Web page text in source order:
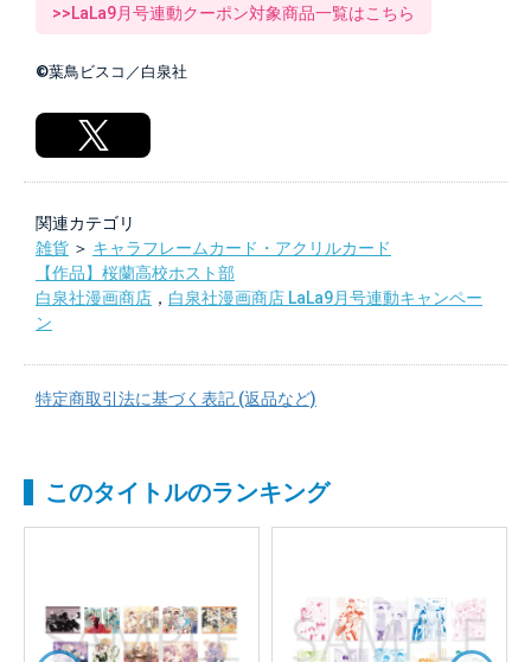
>>LaLa9月号連動クーポン対象商品一覧はこちら
©葉鳥ビスコ／白泉社
関連カテゴリ
雑貨 ＞ キャラフレームカード・アクリルカード
【作品】桜蘭高校ホスト部
白泉社漫画商店 ， 白泉社漫画商店 LaLa9月号連動キャンペー
ン
特定商取引法に基づく表記 (返品など)
このタイトルのランキング